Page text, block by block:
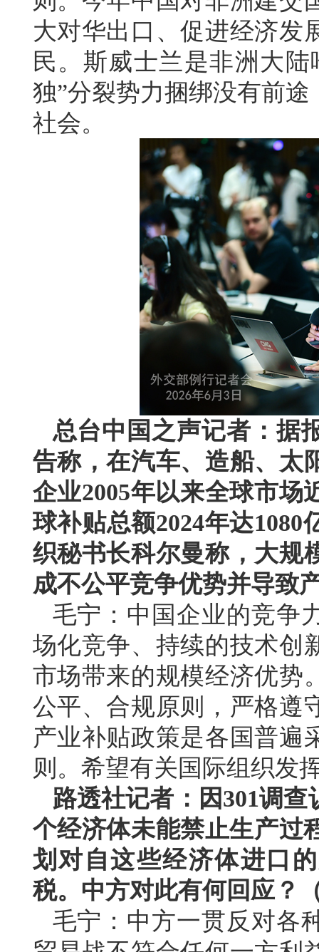
大对华出口、促进经济发
民。斯威士兰是非洲大
独”分裂势力捆绑没有前
社会。
总台中国之声记者：据
告称，在汽车、造船、太
企业2005年以来全球市场
球补贴总额2024年达
织秘书长科尔曼称，大规
成不公平竞争优势并导致
毛宁：中国企业的竞争
场化竞争、持续的技术创
市场带来的规模经济优势
公平、合规原则，严格遵
产业补贴政策是各国普遍
则。希望有关国际组织发
路透社记者：因301调
个经济体未能禁止生产过
划对自这些经济体进口
税。中方对此有何回应？
毛宁：中方一贯反对各